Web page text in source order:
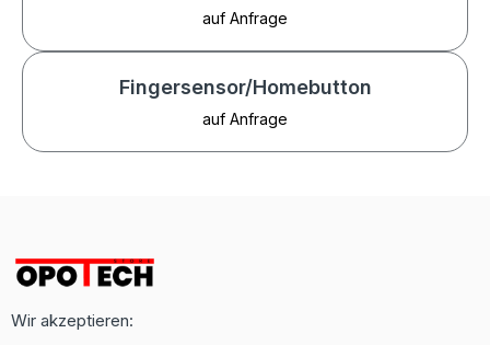
auf Anfrage
Fingersensor/Homebutton
auf Anfrage
Wir akzeptieren: